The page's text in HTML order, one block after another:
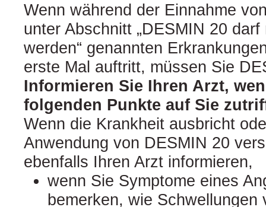
Wenn während der Einnahme
unter Abschnitt „DESMIN 20
werden“ genannten
erste Mal auftritt, müssen Sie
Informieren Sie Ihren Arzt,
folgenden Punkte auf Sie
Wenn die Krankheit ausbricht
Anwendung von DESMIN 20
ebenfalls Ihren Arzt informieren,
wenn Sie Symptome eines
bemerken, wie